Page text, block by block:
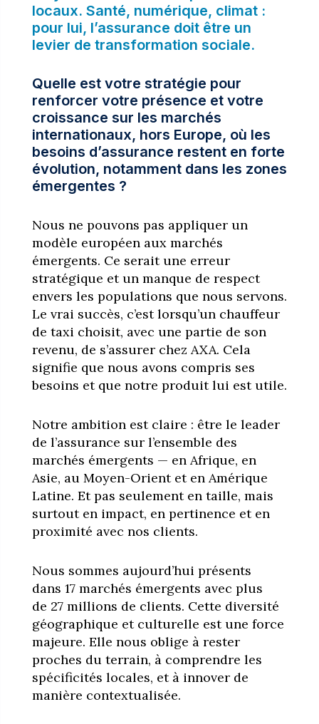
locaux. Santé, numérique, climat :
pour lui, l’assurance doit être un
levier de transformation sociale.
Quelle est votre stratégie pour
renforcer votre présence et votre
croissance sur les marchés
internationaux, hors Europe, où les
besoins d’assurance restent en forte
évolution, notamment dans les zones
émergentes ?
Nous ne pouvons pas appliquer un
modèle européen aux marchés
émergents. Ce serait une erreur
stratégique et un manque de respect
envers les populations que nous servons.
Le vrai succès, c’est lorsqu’un chauffeur
de taxi choisit, avec une partie de son
revenu, de s’assurer chez AXA. Cela
signifie que nous avons compris ses
besoins et que notre produit lui est utile.
Notre ambition est claire : être le leader
de l’assurance sur l’ensemble des
marchés émergents — en Afrique, en
Asie, au Moyen-Orient et en Amérique
Latine. Et pas seulement en taille, mais
surtout en impact, en pertinence et en
proximité avec nos clients.
Nous sommes aujourd’hui présents
dans 17 marchés émergents avec plus
de 27 millions de clients. Cette diversité
géographique et culturelle est une force
majeure. Elle nous oblige à rester
proches du terrain, à comprendre les
spécificités locales, et à innover de
manière contextualisée.